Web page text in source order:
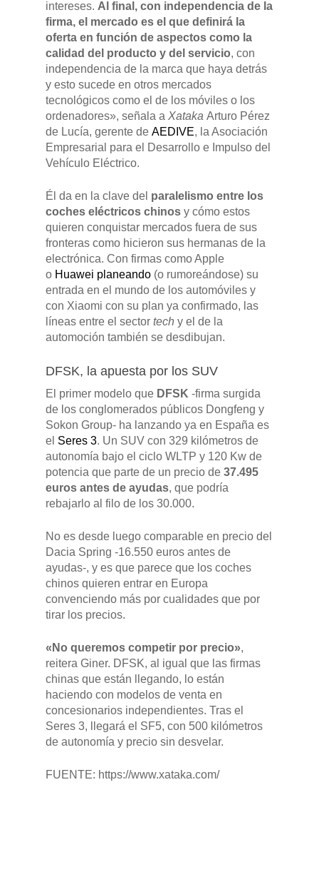
intereses. Al final, con independencia de la
firma, el mercado es el que definirá la
oferta en función de aspectos como la
calidad del producto y del servicio, con
independencia de la marca que haya detrás
y esto sucede en otros mercados
tecnológicos como el de los móviles o los
ordenadores», señala a Xataka Arturo Pérez
de Lucía, gerente de AEDIVE, la Asociación
Empresarial para el Desarrollo e Impulso del
Vehículo Eléctrico.
Él da en la clave del paralelismo entre los
coches eléctricos chinos y cómo estos
quieren conquistar mercados fuera de sus
fronteras como hicieron sus hermanas de la
electrónica. Con firmas como Apple
o Huawei planeando (o rumoreándose) su
entrada en el mundo de los automóviles y
con Xiaomi con su plan ya confirmado, las
líneas entre el sector tech y el de la
automoción también se desdibujan.
DFSK, la apuesta por los SUV
El primer modelo que DFSK -firma surgida
de los conglomerados públicos Dongfeng y
Sokon Group- ha lanzando ya en España es
el Seres 3. Un SUV con 329 kilómetros de
autonomía bajo el ciclo WLTP y 120 Kw de
potencia que parte de un precio de 37.495
euros antes de ayudas, que podría
rebajarlo al filo de los 30.000.
No es desde luego comparable en precio del
Dacia Spring -16.550 euros antes de
ayudas-, y es que parece que los coches
chinos quieren entrar en Europa
convenciendo más por cualidades que por
tirar los precios.
«No queremos competir por precio»,
reitera Giner. DFSK, al igual que las firmas
chinas que están llegando, lo están
haciendo con modelos de venta en
concesionarios independientes. Tras el
Seres 3, llegará el SF5, con 500 kilómetros
de autonomía y precio sin desvelar.
FUENTE: https://www.xataka.com/
RENTING
POSTVENTA
Garantías
Mantenimiento
Accesorios
BLOG
CONTACTO